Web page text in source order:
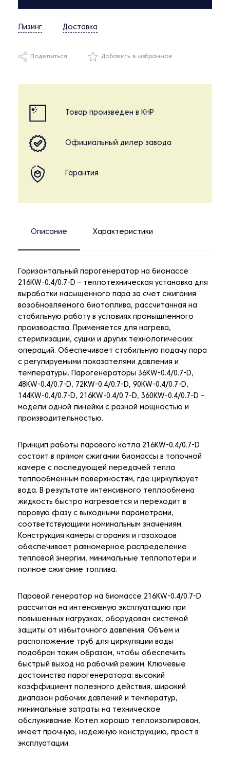
Лизинг Доставка
Поделиться Добавить в избранное
Товар произведен в КНР
Официальный дилер завода
Гарантия
Описание Характеристики
Горизонтальный парогенератор на биомассе
216KW-0.4/0.7-D – теплотехническая установка для
выработки насыщенного пара за счет сжигания
возобновляемого биотоплива, рассчитанная на
стабильную работу в условиях промышленного
производства. Применяется для нагрева,
стерилизации, сушки и других технологических
операций. Обеспечивает стабильную подачу пара
с регулируемыми показателями давления и
температуры. Парогенераторы 36KW-0.4/0.7-D,
48KW-0.4/0.7-D, 72KW-0.4/0.7-D, 90KW-0.4/0.7-D,
144KW-0.4/0.7-D, 216KW-0.4/0.7-D, 360KW-0.4/0.7-D –
модели одной линейки с разной мощностью и
производительностью.
Принцип работы парового котла 216KW-0.4/0.7-D
состоит в прямом сжигании биомассы в топочной
камере с последующей передачей тепла
теплообменным поверхностям, где циркулирует
вода. В результате интенсивного теплообмена
жидкость быстро нагревается и переходит в
паровую фазу с выходными параметрами,
соответствующими номинальным значениям.
Конструкция камеры сгорания и газоходов
обеспечивает равномерное распределение
тепловой энергии, минимальные теплопотери и
полное сжигание топлива.
Паровой генератор на биомассе 216KW-0.4/0.7-D
рассчитан на интенсивную эксплуатацию при
повышенных нагрузках, оборудован системой
защиты от избыточного давления. Объем и
расположение труб для циркуляции воды
подобран таким образом, чтобы обеспечить
быстрый выход на рабочий режим. Ключевые
достоинства парогенератора: высокий
коэффициент полезного действия, широкий
диапазон рабочих давлений и температур,
минимальные затраты на техническое
обслуживание. Котел хорошо теплоизолирован,
имеет прочную, надежную конструкцию, прост в
эксплуатации.